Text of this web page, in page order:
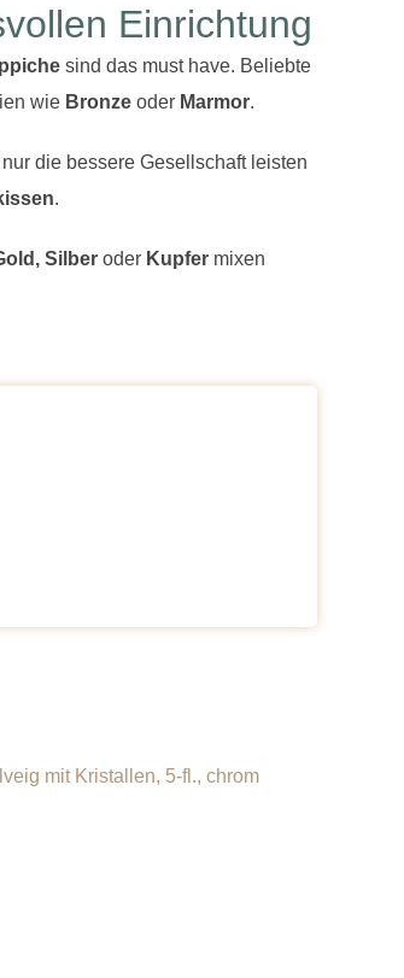
Einrichtung
sind das must have. Beliebte
wie Bronze oder Marmor.
die bessere Gesellschaft leisten
.
Silber oder Kupfer mixen